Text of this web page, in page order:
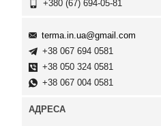
+380 (67) 694-05-81
terma.in.ua@gmail.com
+38 067 694 0581
+38 050 324 0581
+38 067 004 0581